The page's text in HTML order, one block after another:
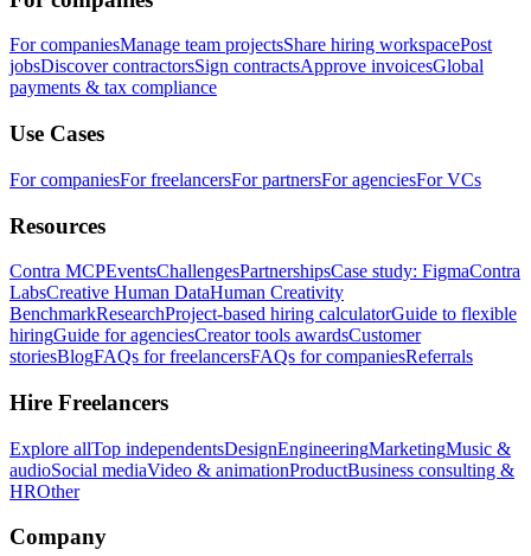
For companiesManage team projectsShare hiring workspacePost
jobsDiscover contractorsSign contractsApprove invoicesGlobal
payments & tax compliance
Use Cases
For companiesFor freelancersFor partnersFor agenciesFor VCs
Resources
Contra MCPEventsChallengesPartnershipsCase study: FigmaContra
LabsCreative Human DataHuman Creativity
BenchmarkResearchProject-based hiring calculatorGuide to flexible
hiringGuide for agenciesCreator tools awardsCustomer
storiesBlogFAQs for freelancersFAQs for companiesReferrals
Hire Freelancers
Explore allTop independentsDesignEngineeringMarketingMusic &
audioSocial mediaVideo & animationProductBusiness consulting &
HROther
Company